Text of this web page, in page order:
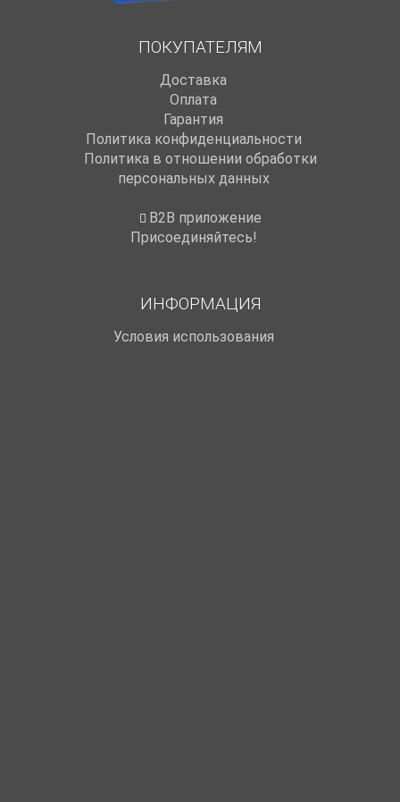
ПОКУПАТЕЛЯМ
Доставка
Оплата
Гарантия
Политика конфиденциальности
Политика в отношении обработки
персональных данных
B2B приложение
Присоединяйтесь!
ИНФОРМАЦИЯ
Условия использования